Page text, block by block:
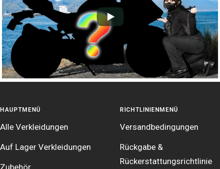
HAUPTMENÜ
Alle Verkleidungen
Auf Lager Verkleidungen
RICHTLINIENMENÜ
Versandbedingungen
Rückgabe &
Rückerstattungsrichtlinie